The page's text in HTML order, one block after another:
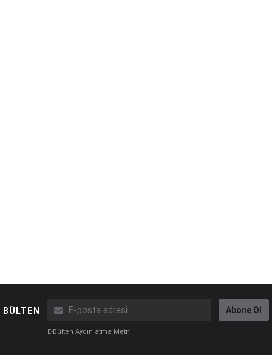
BÜLTEN Abone Ol
E-Bülten Aydınlatma Metni